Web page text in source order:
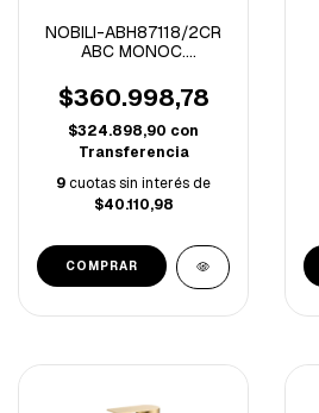
NOBILI-ABH87118/2CR
ABC MONOC.
CROMO
$360.998,78
$324.898,90 con
Transferencia
9cuotas sin interés de
$40.110,98